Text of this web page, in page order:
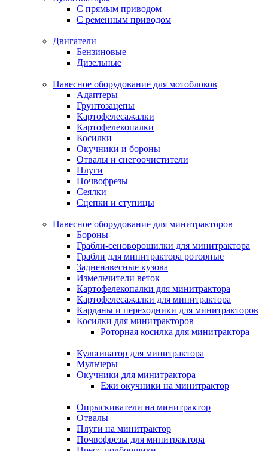
С прямым приводом
С ременным приводом
Двигатели
Бензиновые
Дизельные
Навесное оборудование для мотоблоков
Адаптеры
Грунтозацепы
Картофелесажалки
Картофелекопалки
Косилки
Окучники и бороны
Отвалы и снегоочистители
Плуги
Почвофрезы
Сеялки
Сцепки и ступицы
Навесное оборудование для минитракторов
Бороны
Грабли-сеноворошилки для минитрактора
Грабли для минитрактора роторные
Задненавесные кузова
Измельчители веток
Картофелекопалки для минитрактора
Картофелесажалки для минитрактора
Карданы и переходники для минитракторов
Косилки для минитракторов
Роторная косилка для минитрактора
Культиватор для минитрактора
Мульчеры
Окучники для минитрактора
Ежи окучники на минитрактор
Опрыскиватели на минитрактор
Отвалы
Плуги на минитрактор
Почвофрезы для минитрактора